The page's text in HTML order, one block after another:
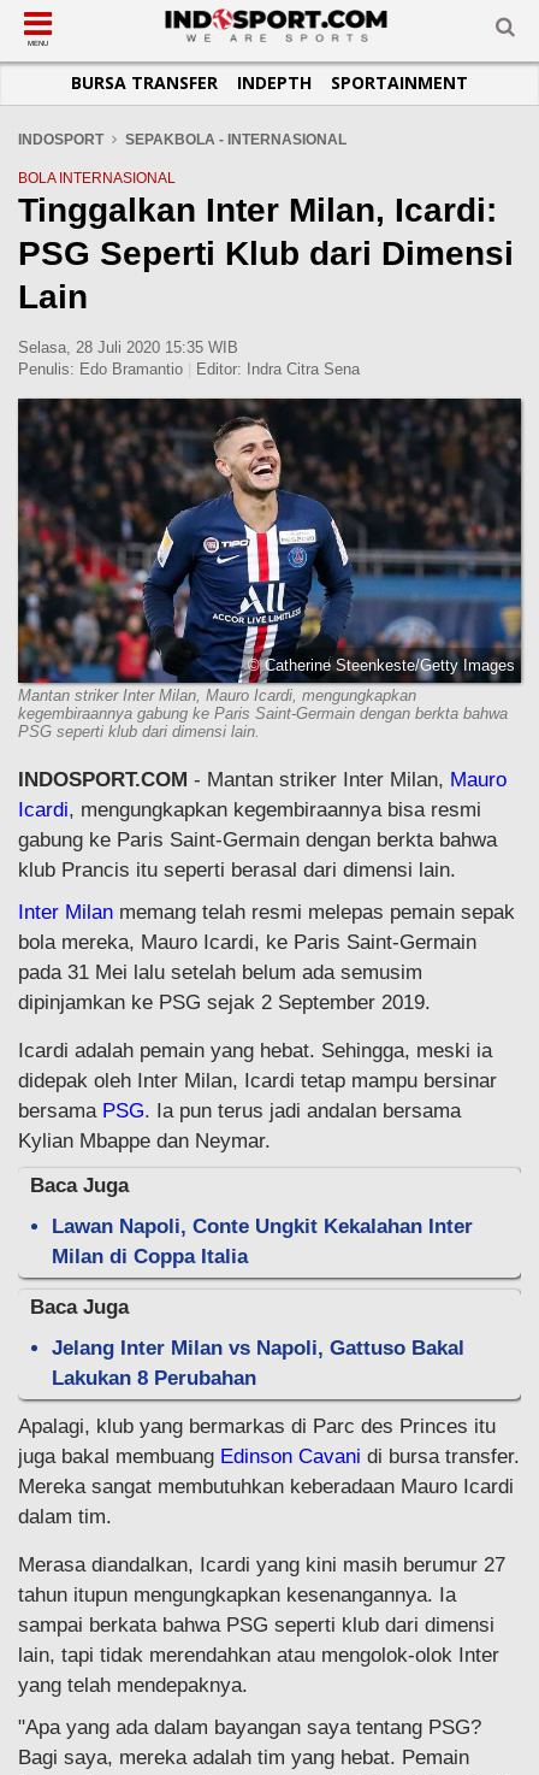
SUB-MENU
SEPAKBOLA
LIGA INGGRIS
LIGA ITALIA
LIGA SPANYOL
LIGA JERMAN
LIGA PRANCIS
LIGA EUROPA
SUB-MENU
SPORTAINMENT
SUB-MENU
OTOMOTIF
OTOMANIA
SUB-MENU
BASKET
FUTSAL
OLIMPIK
E-SPORT
SUB-MENU
JADWAL
SUB-MENU
TOPIK HARI INI
INFOGRAFIS
GALERI FOTO
TEMPAT OLAHRAGA
KOMUNITAS SEHAT
MENU
BURSA TRANSFER INDEPTH SPORTAINMENT
INDOSPORT SEPAKBOLA - INTERNASIONAL
BOLA INTERNASIONAL
Tinggalkan Inter Milan, Icardi:
PSG Seperti Klub dari Dimensi
Lain
Selasa, 28 Juli 2020 15:35 WIB
Penulis: Edo Bramantio Editor: Indra Citra Sena
© Catherine Steenkeste/Getty Images
Mantan striker Inter Milan, Mauro Icardi, mengungkapkan
kegembiraannya gabung ke Paris Saint-Germain dengan berkta bahwa
PSG seperti klub dari dimensi lain.
INDOSPORT.COM - Mantan striker Inter Milan, Mauro
Icardi, mengungkapkan kegembiraannya bisa resmi
gabung ke Paris Saint-Germain dengan berkta bahwa
klub Prancis itu seperti berasal dari dimensi lain.
Inter Milan memang telah resmi melepas pemain sepak
bola mereka, Mauro Icardi, ke Paris Saint-Germain
pada 31 Mei lalu setelah belum ada semusim
dipinjamkan ke PSG sejak 2 September 2019.
Icardi adalah pemain yang hebat. Sehingga, meski ia
didepak oleh Inter Milan, Icardi tetap mampu bersinar
bersama PSG. Ia pun terus jadi andalan bersama
Kylian Mbappe dan Neymar.
Baca Juga
Lawan Napoli, Conte Ungkit Kekalahan Inter
Milan di Coppa Italia
Baca Juga
Jelang Inter Milan vs Napoli, Gattuso Bakal
Lakukan 8 Perubahan
Apalagi, klub yang bermarkas di Parc des Princes itu
juga bakal membuang Edinson Cavani di bursa transfer.
Mereka sangat membutuhkan keberadaan Mauro Icardi
dalam tim.
Merasa diandalkan, Icardi yang kini masih berumur 27
tahun itupun mengungkapkan kesenangannya. Ia
sampai berkata bahwa PSG seperti klub dari dimensi
lain, tapi tidak merendahkan atau mengolok-olok Inter
yang telah mendepaknya.
"Apa yang ada dalam bayangan saya tentang PSG?
Bagi saya, mereka adalah tim yang hebat. Pemain